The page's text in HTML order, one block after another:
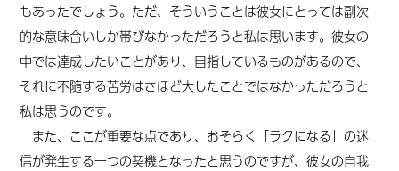
もあったでしょう。ただ、そういうことは彼女にとっては副次
的な意味合いしか帯びなかっただろうと私は思います。彼女の
中では達成したいことがあり、目指しているものがあるので、
それに不随する苦労はさほど大したことではなかっただろうと
私は思うのです。
また、ここが重要な点であり、おそらく「ラクになる」の迷
信が発生する一つの契機となったと思うのですが、彼女の自我